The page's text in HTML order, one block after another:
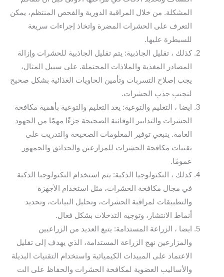
المشكلة. من خلال المراقبة الدورية والفحص المنتظم، يمكن
التعرف على الحشرات المضرة واتخاذ إجراءات سريعة
للسيطرة عليها.
كذلك ، تقليل الجاذبية: يتم تقليل الجاذبية للحشرات وإزالة
المصادر المغذية والملاذات المحتملة. على سبيل المثال،
يجب إصلاح التسربات وتأمين الحاويات الغذائية بشكل صحيح
لتجنب جذب الحشرات.
ايضا ، التعليم والتوعية: يعد التعليم والتوعية بأهمية مكافحة
الحشرات والتدابير الوقائية الصحيحة جزءًا مهمًا من الجهود
العامة. ينبغي توفير المعلومات الصحيحة والتدريب على
تقنيات مكافحة الحشرات للمزارعين والحدائق والجمهور
عمومًا.
كذلك ، التكنولوجيا الذكية: يتم استخدام التكنولوجيا الذكية
في مجال مكافحة الحشرات، مثل استخدام الأجهزة
والتطبيقات لمراقبة الحشرات، وتحليل البيانات، وتحديد
أنماط الانتشار، وتوجيه التدخلات بشكل فعال.
ايضا ، الزراعة المستدامة: يتبع العديد من الزراعيين
والمزارعين نهج الزراعة المستدامة، الذي يهدف إلى تقليل
الاعتماد على المبيدات الكيميائية واستخدام التقنيات البديلة
والأساليب العضوية لمكافحة الحشرات والحفاظ على الت